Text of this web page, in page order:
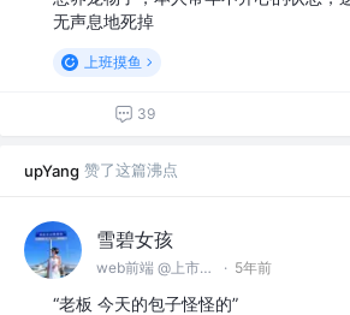
无声息地死掉
上班摸鱼
39
upYang 赞了这篇沸点
雪碧女孩
web前端 @上市公司 · 5年前
“老板 今天的包子怪怪的”